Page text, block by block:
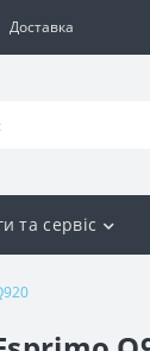
Доставка
та сервіс